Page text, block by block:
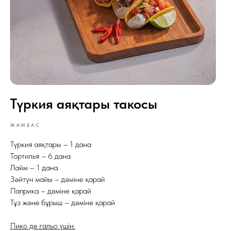
Түркия аяқтары такосы
ЖАМБАС
Түркия аяқтары – 1 дана
Тортилья – 6 дана
Лайм – 1 дана
Зәйтүн майы – дәміне қарай
Паприка – дәміне қарай
Тұз және бұрыш – дәміне қарай
Пико де гальо үшін: